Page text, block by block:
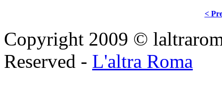
<
Copyright 2009 ©
Reserved - L'altra Roma